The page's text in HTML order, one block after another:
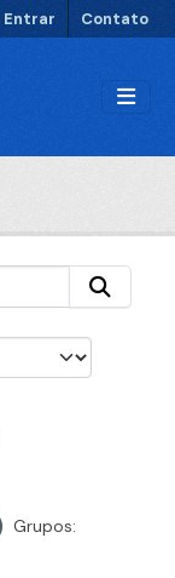
Entrar Contato
Grupos: